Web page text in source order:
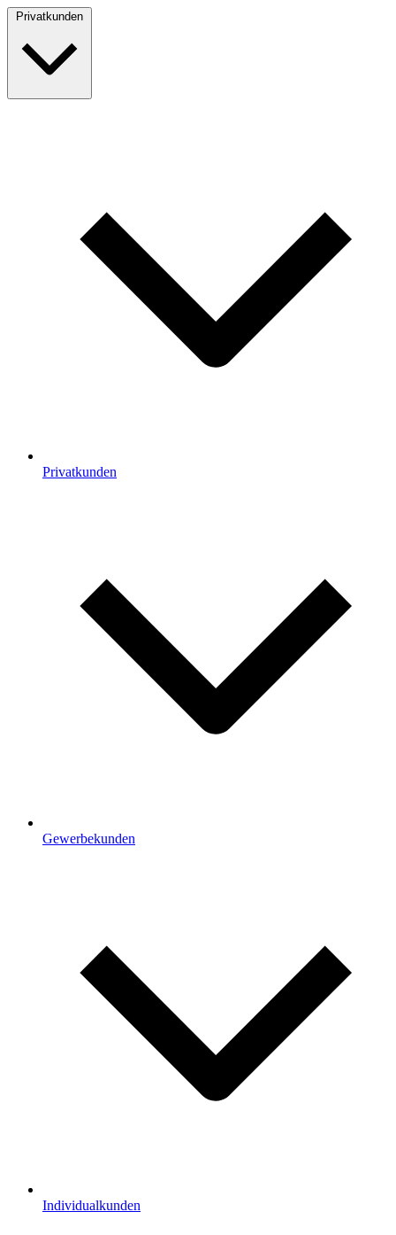
Privatkunden
Privatkunden
Gewerbekunden
Individualkunden